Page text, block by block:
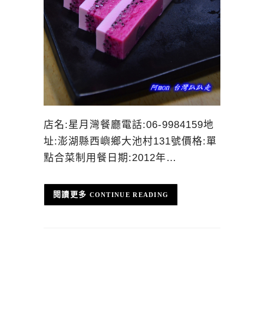
店名:星月灣餐廳電話:06-9984159地
址:澎湖縣西嶼鄉大池村131號價格:單
點合菜制用餐日期:2012年…
CONTINUE READING